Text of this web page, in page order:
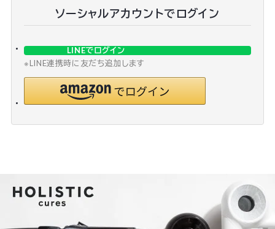
ソーシャルアカウントでログイン
LINEでログイン
※LINE連携時に友だち追加します